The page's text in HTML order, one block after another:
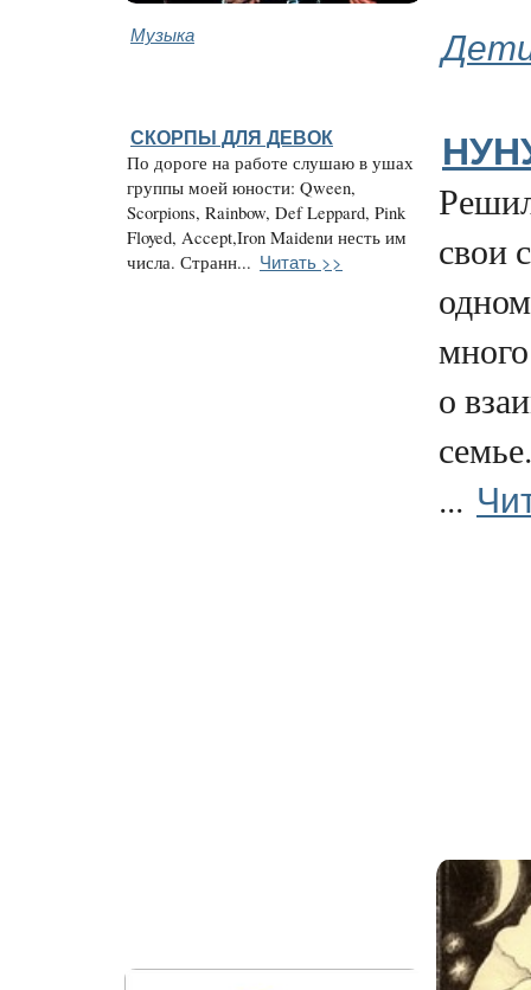
Музыка
СКОРПЫ ДЛЯ ДЕВОК
По дороге на работе слушаю в ушах
группы моей юности: Qween,
Scorpions, Rainbow, Def Leppard, Pink
Floyed, Accept,Iron Maidenи несть им
числа. Странн... Читать >>
свои
о
...